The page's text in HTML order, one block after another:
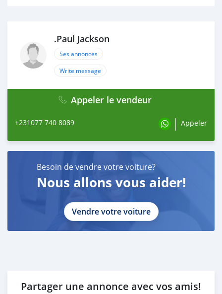
.Paul Jackson
Ses annonces
Write message
Appeler le vendeur
+231077 740 8089 Appeler
Besoin de vendre votre voiture?
Nous allons vous aider!
Vendre votre voiture
Partager une annonce avec vos amis!